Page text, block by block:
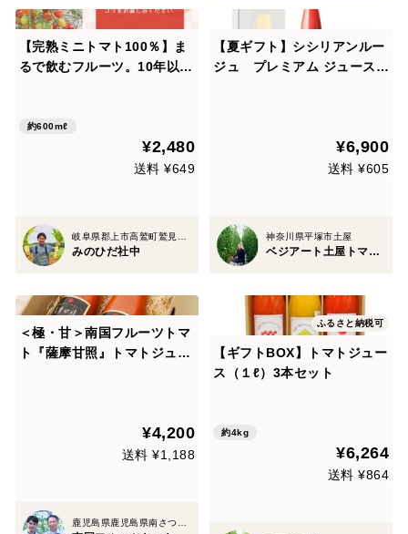
【完熟ミニトマト100％】ま
るで飲むフルーツ。10年以
着色・無塩） ギフトセット 2
約600mℓ
¥2,480
送料 ¥649
みのひだ社中
【夏ギフト】シシリアンルー
ジュ プレミアム ジュース
¥6,900
送料 ¥605
神奈川県平塚市土屋
ベジアート土屋トマトファクトリー
＜極・甘＞南国フルーツトマ
ト『薩摩甘照』トマトジュー
¥4,200
送料 ¥1,188
ふるさと納税可
【ギフトBOX】トマトジュー
ス（１ℓ）3本セット
約4kg
¥6,264
送料 ¥864